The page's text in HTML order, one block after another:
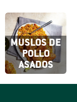
MUSLOS DE
POLLO
ASADOS